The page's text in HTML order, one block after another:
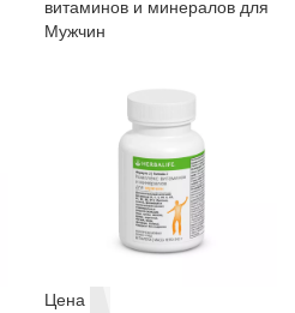
витаминов и минералов для
Мужчин
Цена